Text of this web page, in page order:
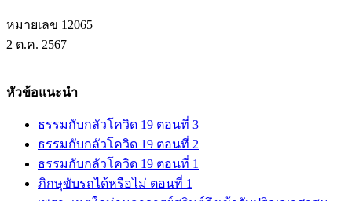
หมายเลข 12065
2 ต.ค. 2567
หัวข้อแนะนำ
ธรรมกับกลัวโควิด 19 ตอนที่ 3
ธรรมกับกลัวโควิด 19 ตอนที่ 2
ธรรมกับกลัวโควิด 19 ตอนที่ 1
ภิกษุขับรถได้หรือไม่ ตอนที่ 1